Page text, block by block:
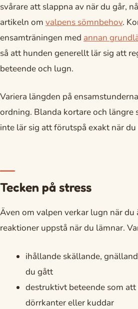
svårare att slappna av när du går,
artikeln om valpens sömnbehov.
ensamträningen med annan
så att hunden generellt lär sig att
beteende och lugn.
Variera längden på
ordning. Blanda kortare och längre
inte lär sig att förutspå exakt när
Tecken på stress
Även om valpen verkar lugn när du
reaktioner uppstå när du lämnar.
ihållande skällande,
du gått
destruktivt beteende som
dörrkanter eller kuddar